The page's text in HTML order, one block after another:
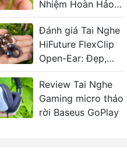
Nhiệm Hoàn Hảo
Huyền Thoại
WM01
Đánh giá Tai Nghe
HiFuture FlexClip
Open-Ear: Đẹp,
Bass Hay
Review Tai Nghe
Gaming micro tháo
rời Baseus GoPlay
Tai Nghe
Bluetooth TWS
Baseus Eli Sport 2
969.000₫ 1.620.000₫
- 39%